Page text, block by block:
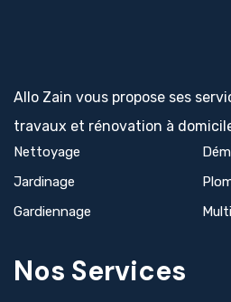
Allo Zain vous propose ses
travaux et rénovation à
Nettoyage
Jardinage
Gardiennage
Nos Services